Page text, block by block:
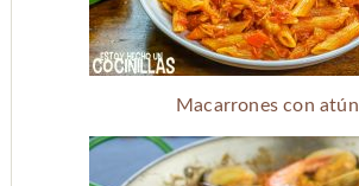
Macarrones con atún